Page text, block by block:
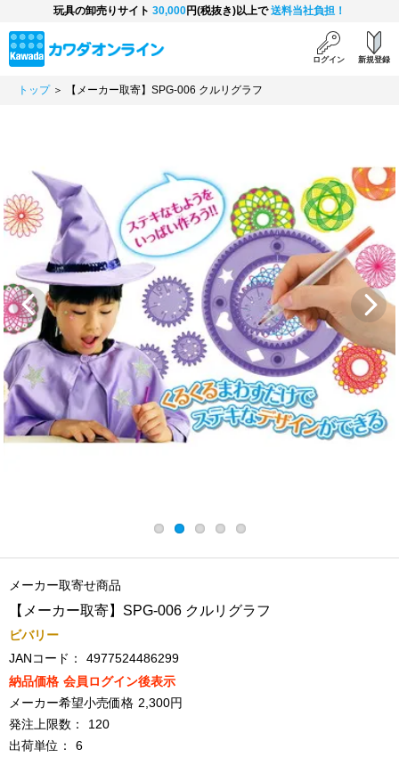
玩具の卸売りサイト 30,000円(税抜き)以上で送料当社負担！
ログイン 新規登録
トップ＞ 【メーカー取寄】SPG-006 クルリグラフ
Previous
メーカー取寄せ商品
【メーカー取寄】SPG-006 クルリグラフ
ビバリー
JANコード：
4977524486299
納品価格 会員ログイン後表示
メーカー希望小売価格 2,300円
発注上限数：
120
出荷単位：
6